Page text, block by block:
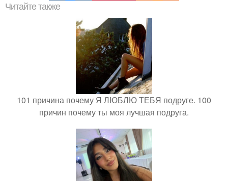
Читайте также
101 причина почему Я ЛЮБЛЮ ТЕБЯ подруге. 100
причин почему ты моя лучшая подруга.